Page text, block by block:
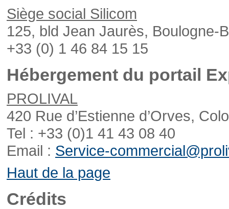
Siège social Silicom
125, bld Jean Jaurès, Boulogne-
+33 (0) 1 46 84 15 15
Hébergement du portail
PROLIVAL
420 Rue d’Estienne d’Orves,
Tel : +33 (0)1 41 43 08 40
Email : Service-
Haut de la page
Crédits